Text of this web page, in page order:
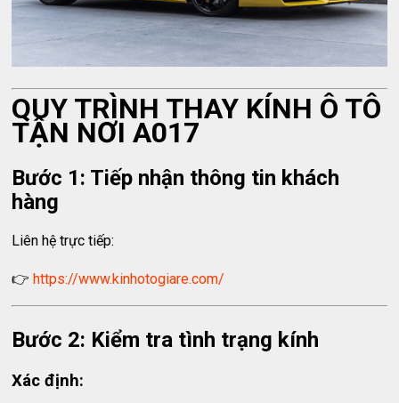
QUY TRÌNH THAY KÍNH Ô TÔ
TẬN NƠI A017
Bước 1: Tiếp nhận thông tin khách
hàng
Liên hệ trực tiếp:
👉 https://www.kinhotogiare.com/
Bước 2: Kiểm tra tình trạng kính
Xác định: